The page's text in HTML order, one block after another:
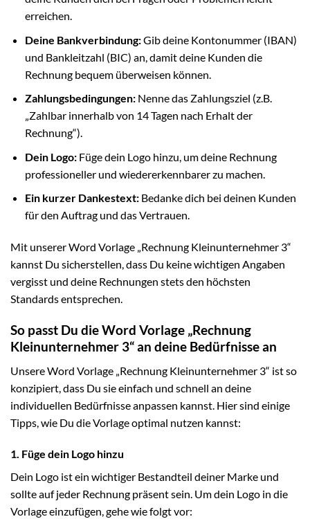
erreichen.
Deine Bankverbindung:Gib deine Kontonummer (IBAN)
und Bankleitzahl (BIC) an, damit deine Kunden die
Rechnung bequem überweisen können.
Zahlungsbedingungen:Nenne das Zahlungsziel (z.B.
„Zahlbar innerhalb von 14 Tagen nach Erhalt der
Rechnung“).
Dein Logo:Füge dein Logo hinzu, um deine Rechnung
professioneller und wiedererkennbarer zu machen.
Ein kurzer Dankestext:Bedanke dich bei deinen Kunden
für den Auftrag und das Vertrauen.
Mit unserer Word Vorlage „Rechnung Kleinunternehmer 3“
kannst Du sicherstellen, dass Du keine wichtigen Angaben
vergisst und deine Rechnungen stets den höchsten
Standards entsprechen.
So passt Du die Word Vorlage „Rechnung
Kleinunternehmer 3“ an deine Bedürfnisse an
Unsere Word Vorlage „Rechnung Kleinunternehmer 3“ ist so
konzipiert, dass Du sie einfach und schnell an deine
individuellen Bedürfnisse anpassen kannst. Hier sind einige
Tipps, wie Du die Vorlage optimal nutzen kannst:
1. Füge dein Logo hinzu
Dein Logo ist ein wichtiger Bestandteil deiner Marke und
sollte auf jeder Rechnung präsent sein. Um dein Logo in die
Vorlage einzufügen, gehe wie folgt vor: